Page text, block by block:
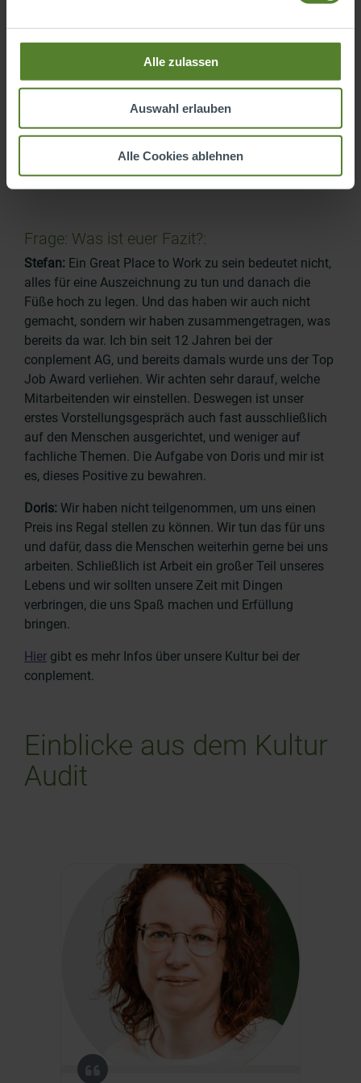
Alle zulassen
Auswahl erlauben
Alle Cookies ablehnen
Umfange-Tool vorher bereits im Blick.
Für Unternehmen, die noch keinen Überblick
haben und mehr Beratung durch GPtW benötigen, gibt
Rahmen der Zertifizierung nutzen können. Das Kultur-
Audit kann zum Beispiel auch extern durch GPtW
durchgeführt werden, wenn man es nicht selbst
durchführen kann.
Frage: Was ist euer Fazit?:
Stefan: Ein Great Place to Work zu sein bedeutet nicht,
alles für eine Auszeichnung zu tun und danach die
Füße hoch zu legen. Und das haben wir auch nicht
gemacht, sondern wir haben zusammengetragen, was
bereits da war. Ich bin seit 12 Jahren bei der
conplement AG, und bereits damals wurde uns der Top
Job Award verliehen. Wir achten sehr darauf, welche
Mitarbeitenden wir einstellen. Deswegen ist unser
erstes Vorstellungsgespräch auch fast ausschließlich
auf den Menschen ausgerichtet, und weniger auf
fachliche Themen. Die Aufgabe von Doris und mir ist
es, dieses Positive zu bewahren.
Doris: Wir haben nicht teilgenommen, um uns einen
Preis ins Regal stellen zu können. Wir tun das für uns
und dafür, dass die Menschen weiterhin gerne bei uns
arbeiten. Schließlich ist Arbeit ein großer Teil unseres
Lebens und wir sollten unsere Zeit mit Dingen
verbringen, die uns Spaß machen und Erfüllung
bringen.
Hier gibt es mehr Infos über unsere Kultur bei der
conplement.
Einblicke aus dem Kultur
Audit